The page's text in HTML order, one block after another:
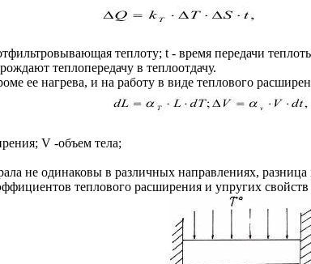
теплоту; t - время передачи
теплопередачу в теплоотдачу.
ее нагрева, и на работу в виде теплового
V -объем тела;
не одинаковы в различных направлениях, разница
теплового расширения и упругих